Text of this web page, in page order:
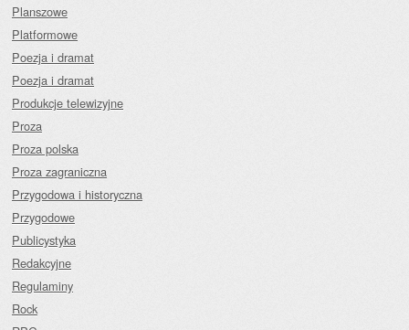
Planszowe
Platformowe
Poezja i dramat
Poezja i dramat
Produkcje telewizyjne
Proza
Proza polska
Proza zagraniczna
Przygodowa i historyczna
Przygodowe
Publicystyka
Redakcyjne
Regulaminy
Rock